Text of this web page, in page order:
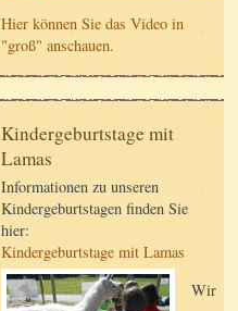
Hier können Sie das Video in
"groß" anschauen.
Kindergeburtstage mit
Lamas
Informationen zu unseren
Kindergeburtstagen finden Sie
hier:
Kindergeburtstage mit Lamas
Wir